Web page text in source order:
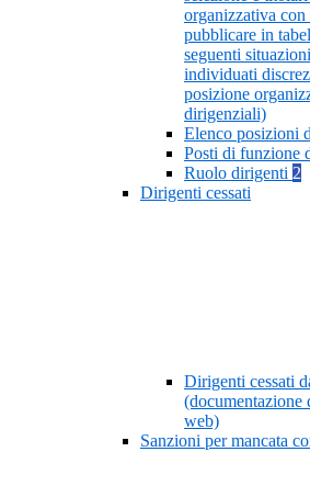
organizzativa
pubblicare in
seguenti
individuati
posizione
dirigenziali)
Elenco posizioni
Posti di funzione
Ruolo dirigenti 2
Dirigenti cessati
Dirigenti cessati
(documentazione
web)
Sanzioni per mancata